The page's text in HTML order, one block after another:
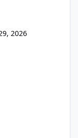
2026